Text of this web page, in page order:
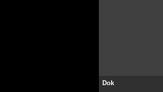
Dok